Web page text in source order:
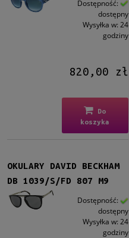
Tak(24)
Polaryzacja
Tak (1)
Dostępność:
dostępny
Wysyłka w: 24
godziny
820,00 zł
Do
koszyka
OKULARY DAVID BECKHAM
DB 1039/S/FD 807 M9
Dostępność:
dostępny
Wysyłka w: 24
godziny